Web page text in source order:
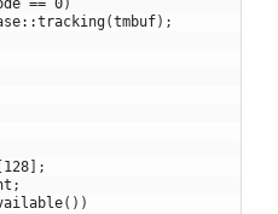
== 0)
::tracking(tmbuf) ;
128
;
;
( ) )